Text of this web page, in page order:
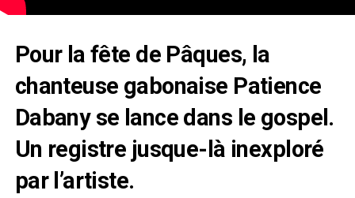
Pour la fête de Pâques, la
chanteuse gabonaise Patience
Dabany se lance dans le gospel.
Un registre jusque-là inexploré
par l’artiste.